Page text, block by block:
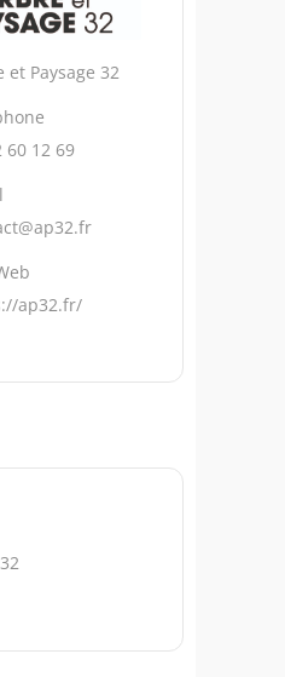
et Paysage 32
60 12 69
ap32.fr/